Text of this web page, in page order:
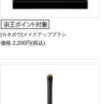
[カネボウ]メイクアップブラシ
価格 2,200円(税込)